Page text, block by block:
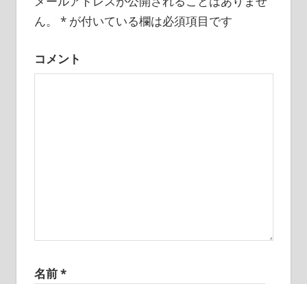
ー
シ
ョ
ん。
*が付いている欄は必須項目です
コメント
名前*